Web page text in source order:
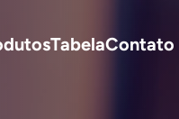
TabelaContato